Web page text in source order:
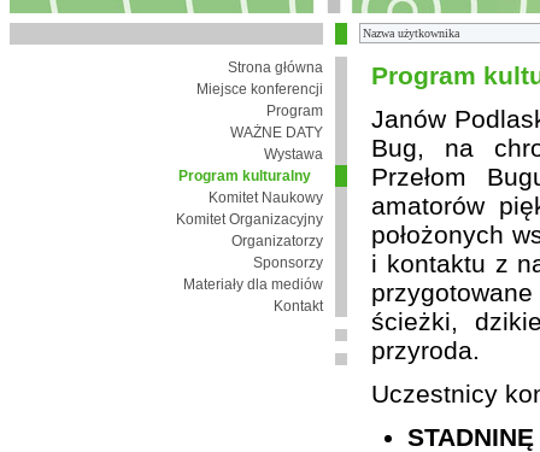
Strona główna
Miejsce konferencji
Program
WAŻNE DATY
Wystawa
Program kulturalny
Komitet Naukowy
Komitet Organizacyjny
Organizatorzy
Sponsorzy
Materiały dla mediów
Kontakt
Program
Janów
Bug, na
Przełom
amatorów
położonych
i kontaktu z
ścieżki,
przyroda.
Uczestnicy